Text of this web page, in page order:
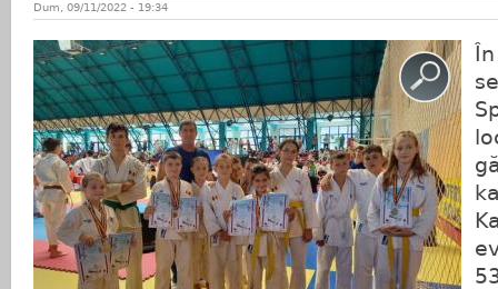
Dum, 09/11/2022 - 19:34